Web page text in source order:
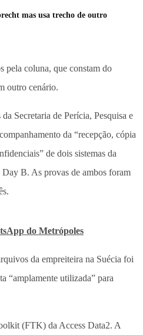
mas usa trecho de outro
pela coluna, que constam do
outro cenário.
Secretaria de Perícia, Pesquisa e
da “recepção, cópia
de dois sistemas da
B. As provas de ambos foram
do Metrópoles
da empreiteira na Suécia foi
“amplamente utilizada” para
(FTK) da Access Data2. A